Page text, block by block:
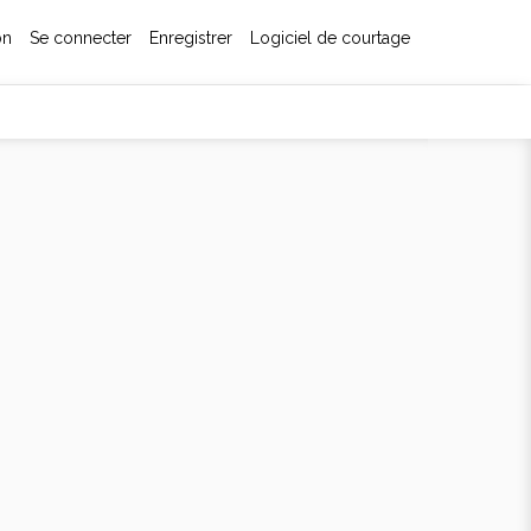
Se connecter Enregistrer Logiciel de courtage